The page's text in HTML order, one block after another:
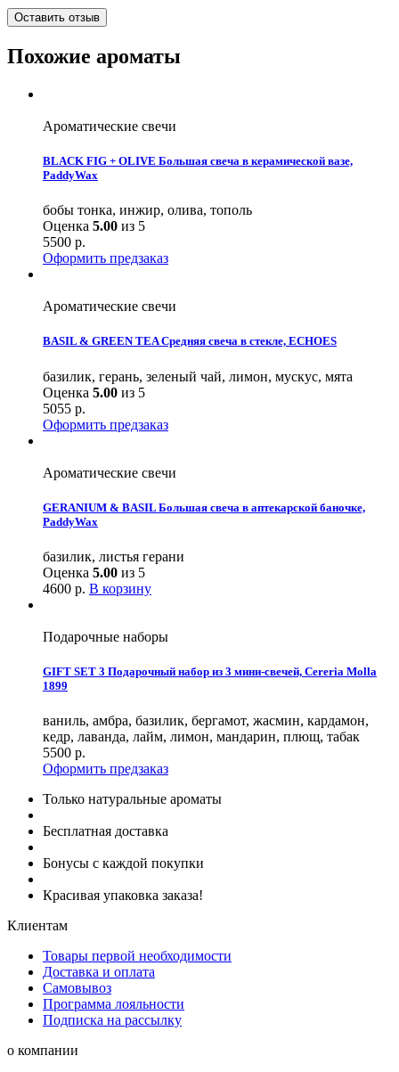
Оставить отзыв
Похожие ароматы
Ароматические свечи
BLACK FIG + OLIVE Большая свеча в керамической вазе,
PaddyWax
бобы тонка, инжир, олива, тополь
Оценка 5.00 из 5
5500 р.
Оформить предзаказ
Ароматические свечи
BASIL & GREEN TEA Средняя свеча в стекле, ECHOES
базилик, герань, зеленый чай, лимон, мускус, мята
Оценка 5.00 из 5
5055 р.
Оформить предзаказ
Ароматические свечи
GERANIUM & BASIL Большая свеча в аптекарской баночке,
PaddyWax
базилик, листья герани
Оценка 5.00 из 5
4600 р. В корзину
Подарочные наборы
GIFT SET 3 Подарочный набор из 3 мини-свечей, Cereria Molla
1899
ваниль, амбра, базилик, бергамот, жасмин, кардамон,
кедр, лаванда, лайм, лимон, мандарин, плющ, табак
5500 р.
Оформить предзаказ
Только натуральные ароматы
Бесплатная доставка
Бонусы с каждой покупки
Красивая упаковка заказа!
Клиентам
Товары первой необходимости
Доставка и оплата
Самовывоз
Программа лояльности
Подписка на рассылку
о компании